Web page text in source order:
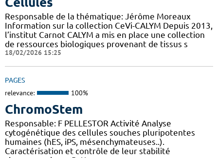
Responsable de la thématique: Jérôme Moreaux
Information sur la collection CeVi-CALYM Depuis 2013,
l’institut Carnot CALYM a mis en place une collection
de ressources biologiques provenant de tissus s
18/02/2026 15:25
PAGES
relevance: 100%
ChromoStem
Responsable: F PELLESTOR Activité Analyse
cytogénétique des cellules souches pluripotentes
humaines (hES, iPS, mésenchymateuses..).
Caractérisation et contrôle de leur stabilité